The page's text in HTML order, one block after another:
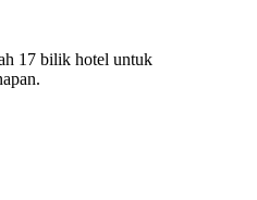
17 bilik hotel untuk